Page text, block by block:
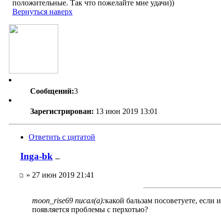
положительные. Так что пожелайте мне удачи))
Вернуться наверх
Сообщений:3
Зарегистрирован: 13 июн 2019 13:01
Ответить с цитатой
Inga-bk ...
» 27 июн 2019 21:41
moon_rise69 писал(а):какой бальзам посоветуете, если
появляется проблемы с перхотью?